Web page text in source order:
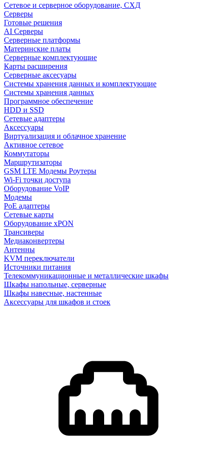
Сетевое и серверное оборудование, СХД
Cерверы
Готовые решения
AI Серверы
Серверные платформы
Материнские платы
Серверные комплектующие
Карты расширения
Серверные аксесуары
Системы хранения данных и комплектующие
Системы хранения данных
Программное обеспечение
HDD и SSD
Сетевые адаптеры
Аксессуары
Виртуализация и облачное хранение
Активное сетевое
Коммутаторы
Маршрутизаторы
GSM LTE Модемы Роутеры
Wi-Fi точки доступа
Оборудование VoIP
Модемы
PoE адаптеры
Сетевые карты
Оборудование xPON
Трансиверы
Медиаконвертеры
Антенны
KVM переключатели
Источники питания
Телекоммуникационные и металлические шкафы
Шкафы напольные, серверные
Шкафы навесные, настенные
Аксессуары для шкафов и стоек